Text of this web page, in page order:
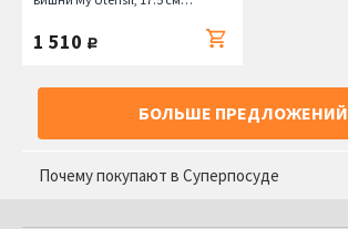
1 510 руб.
БОЛЬШЕ ПРЕДЛОЖЕНИЙ
Почему покупают в Суперпосуде